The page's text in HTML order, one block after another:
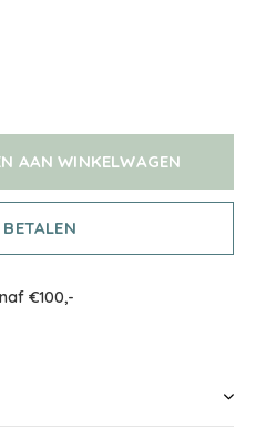
AAN WINKELWAGEN
€100,-